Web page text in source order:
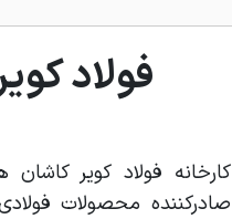
فولاد
کارخانه فولاد کویر کاشان